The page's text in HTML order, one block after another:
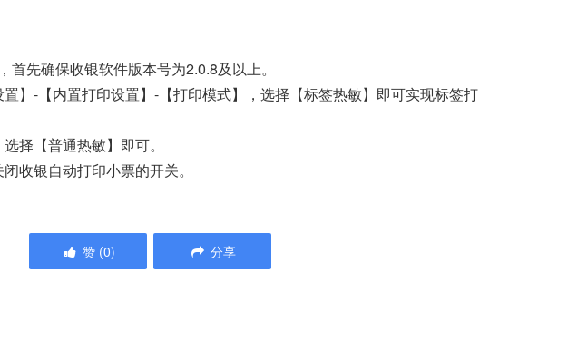
先确保收银软件版本号为2.0.8及以上。
】-【内置打印设置】-【打印模式】，选择【标签热敏】即可实现标签打
择【普通热敏】即可。
收银自动打印小票的开关。
赞 (0) 分享